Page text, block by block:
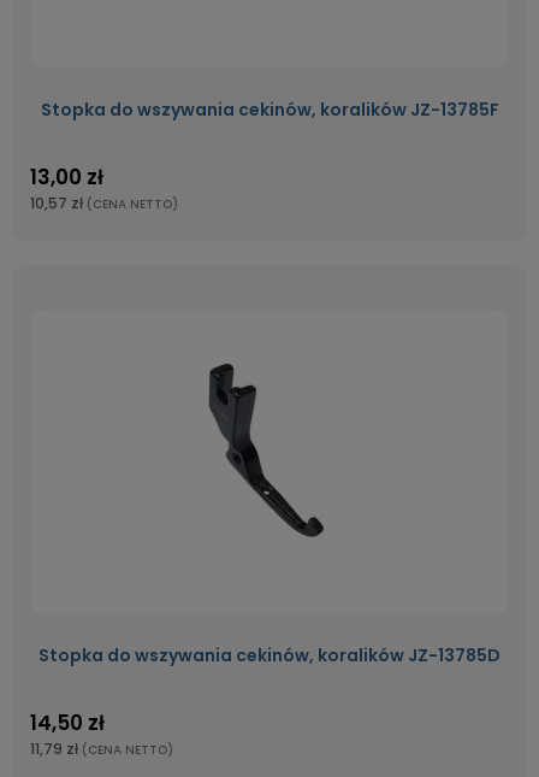
Stopka do wszywania cekinów, koralików JZ-13785F
13,00 zł
10,57 zł (CENA NETTO)
Stopka do wszywania cekinów, koralików JZ-13785D
14,50 zł
11,79 zł (CENA NETTO)